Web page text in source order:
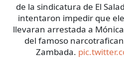
de la sindicatura de El
intentaron impedir que
llevaran arrestada a
del famoso
Zambada.